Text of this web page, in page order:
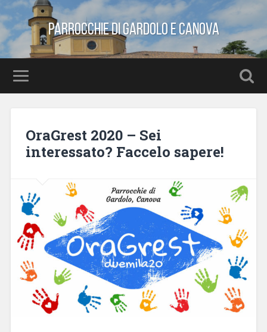
Parrocchie di Gardolo e Canova
OraGrest 2020 – Sei
interessato? Faccelo sapere!